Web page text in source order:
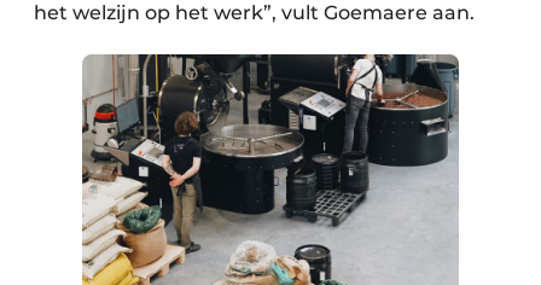
het welzijn op het werk”, vult Goemaere aan.